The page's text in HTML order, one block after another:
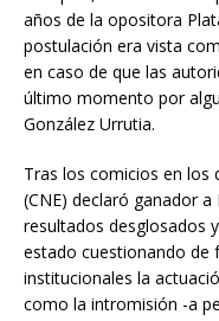
años de la opositora
postulación era vista
en caso de que las
último momento por
González Urrutia.
Tras los comicios en los
(CNE) declaró ganador
resultados desglosados
estado cuestionando de
institucionales la
como la intromisión -a